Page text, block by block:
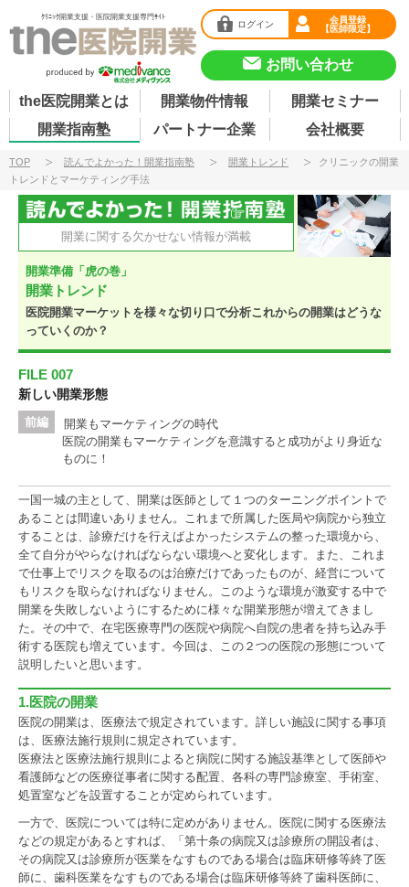
ｸﾘﾆｯｸ開業支援・医院開業支援専門ｻｲﾄ
ログイン
会員登録
【医師限定】
お問い合わせ
the医院開業とは 開業物件情報
開業セミナー
開業指南塾
パートナー企業 会社概要
TOP 読んでよかった！開業指南塾 開業トレンド
クリニックの開業
トレンドとマーケティング手法
読んでよかった！ 開
開業に関する欠かせない情報が満載
開業準備「虎の巻」
開業トレンド
医院開業マーケットを様々な切り口で分析これからの開業はどうな
っていくのか？
FILE 007
新しい開業形態
開業もマーケティングの時代
医院の開業もマーケティングを意識すると成功がより身近な
ものに！
一国一城の主として、開業は医師として１つのターニングポイントで
あることは間違いありません。これまで所属した医局や病院から独立
することは、診療だけを行えばよかったシステムの整った環境から、
全て自分がやらなければならない環境へと変化します。また、これま
で仕事上でリスクを取るのは治療だけであったものが、経営について
もリスクを取らなければなりません。このような環境が激変する中で
開業を失敗しないようにするために様々な開業形態が増えてきまし
た。その中で、在宅医療専門の医院や病院へ自院の患者を持ち込み手
術する医院も増えています。今回は、この２つの医院の形態について
説明したいと思います。
1.医院の開業
医院の開業は、医療法で規定されています。詳しい施設に関する事項
は、医療法施行規則に規定されています。
医療法と医療法施行規則によると病院に関する施設基準として医師や
看護師などの医療従事者に関する配置、各科の専門診療室、手術室、
処置室などを設置することが定められています。
一方で、医院については特に定めがありません。医院に関する医療法
などの規定があるとすれば、「第十条の病院又は診療所の開設者は、
その病院又は診療所が医業をなすものである場合は臨床研修等終了医
師に、歯科医業をなすものである場合は臨床研修等終了歯科医師に、